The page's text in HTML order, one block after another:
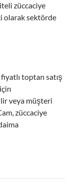
züccaciye
olarak sektörde
toptan satış
veya müşteri
züccaciye